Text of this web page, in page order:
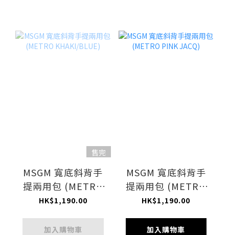
售完
MSGM 寬底斜背手
提兩用包 (METRO
KHAKI/BLUE)
HK$1,190.00
加入購物車
MSGM 寬底斜背手
提兩用包 (METRO
PINK JACQ)
HK$1,190.00
加入購物車